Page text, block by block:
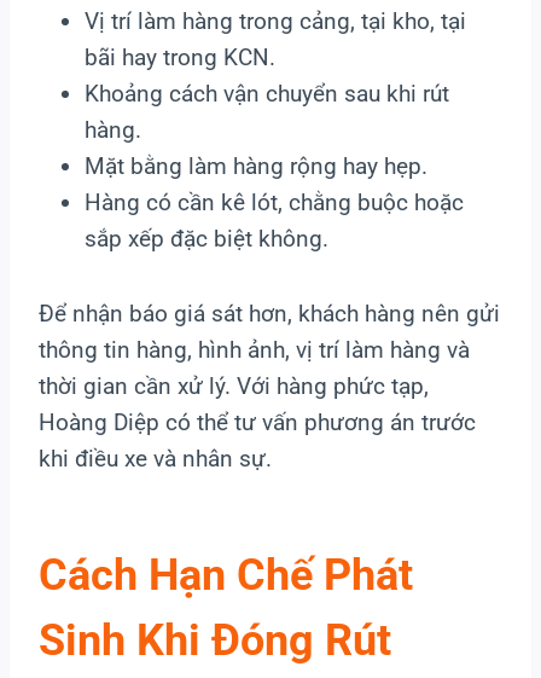
Vị trí làm hàng trong cảng, tại kho, tại
bãi hay trong KCN.
Khoảng cách vận chuyển sau khi rút
hàng.
Mặt bằng làm hàng rộng hay hẹp.
Hàng có cần kê lót, chằng buộc hoặc
sắp xếp đặc biệt không.
Để nhận báo giá sát hơn, khách hàng nên gửi
thông tin hàng, hình ảnh, vị trí làm hàng và
thời gian cần xử lý. Với hàng phức tạp,
Hoàng Diệp có thể tư vấn phương án trước
khi điều xe và nhân sự.
Cách Hạn Chế Phát
Sinh Khi Đóng Rút